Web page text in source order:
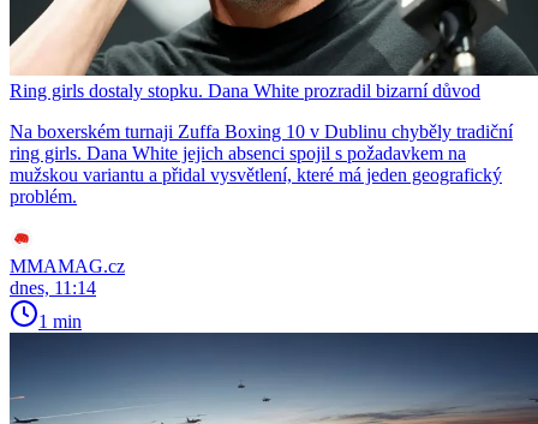
Ring girls dostaly stopku. Dana White prozradil bizarní důvod
Na boxerském turnaji Zuffa Boxing 10 v Dublinu chyběly tradiční
ring girls. Dana White jejich absenci spojil s požadavkem na
mužskou variantu a přidal vysvětlení, které má jeden geografický
problém.
MMAMAG.cz
dnes, 11:14
1 min